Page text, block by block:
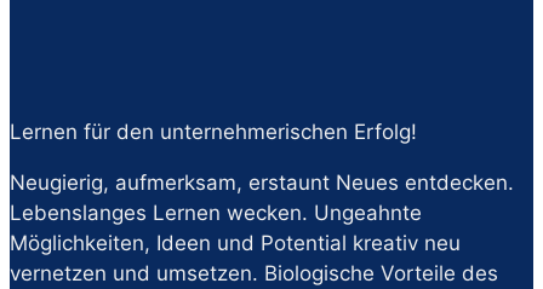
Lernen für den unternehmerischen Erfolg!
Neugierig, aufmerksam, erstaunt Neues entdecken.
Lebenslanges Lernen wecken. Ungeahnte
Möglichkeiten, Ideen und Potential kreativ neu
vernetzen und umsetzen. Biologische Vorteile des